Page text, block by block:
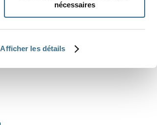
Afficher les détails
nécessaires